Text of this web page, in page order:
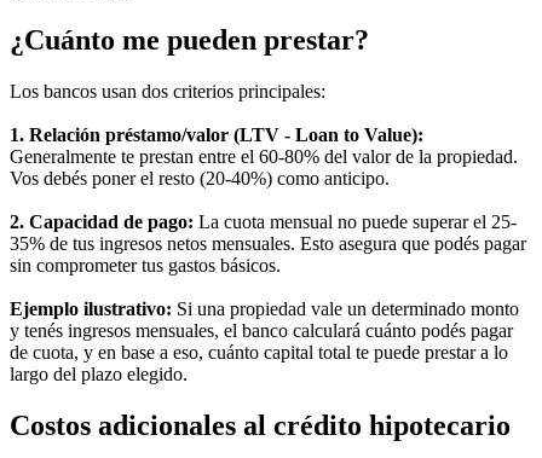
¿Cuánto me pueden prestar?
Los bancos usan dos criterios principales:
1. Relación préstamo/valor (LTV - Loan to Value):
Generalmente te prestan entre el 60-80% del valor de la propiedad.
Vos debés poner el resto (20-40%) como anticipo.
2. Capacidad de pago: La cuota mensual no puede superar el 25-
35% de tus ingresos netos mensuales. Esto asegura que podés pagar
sin comprometer tus gastos básicos.
Ejemplo ilustrativo: Si una propiedad vale un determinado monto
y tenés ingresos mensuales, el banco calculará cuánto podés pagar
de cuota, y en base a eso, cuánto capital total te puede prestar a lo
largo del plazo elegido.
Costos adicionales al crédito hipotecario